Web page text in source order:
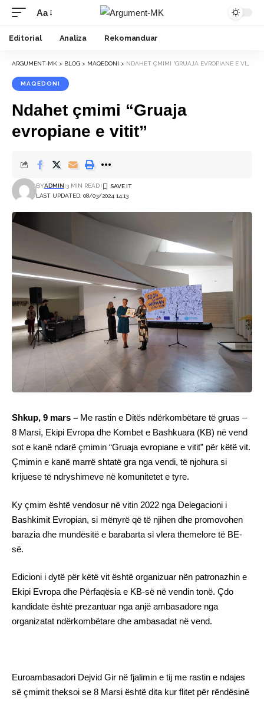
Font
Resizer
Aa
Editorial Analiza Rekomanduar
ARGUMENT-MK > BLOG > MAQEDONI > NDAHET ÇMIMI “GRUAJA EVROPIANE E VITIT”
MAQEDONI
Ndahet çmimi “Gruaja
evropiane e vitit”
LAST UPDATED: 08/03/2024 14:13
BYADMIN 3 MIN READ
Shkup, 9 mars – Me rastin e Ditës ndërkombëtare të gruas –
8 Marsi, Ekipi Evropa dhe Kombet e Bashkuara (KB) në vend
sot e kanë ndarë çmimin “Gruaja evropiane e vitit” për këtë vit.
Çmimin e kanë marrë shtatë gra nga vendi, të njohura si
krijuese të ndryshimeve në komunitetet e tyre.
Ky çmim është vendosur në vitin 2022 nga Delegacioni i
Bashkimit Evropian, si mënyrë që të njihen dhe promovohen
barazia dhe mundësitë e barabarta si vlera themelore të BE-
së.
Edicioni i dytë për këtë vit është organizuar nën patronazhin e
Ekipi Evropa dhe Përfaqësia e KB-së në vendin tonë. Çdo
kandidate është prezantuar nga anjë ambasadore nga
organizatat ndërkombëtare dhe ambasadat në vend.
Euroambasadori Dejvid Gir në fjalimin e tij me rastin e ndajes
së çmimit theksoi se 8 Marsi është dita kur flitet për rëndësinë